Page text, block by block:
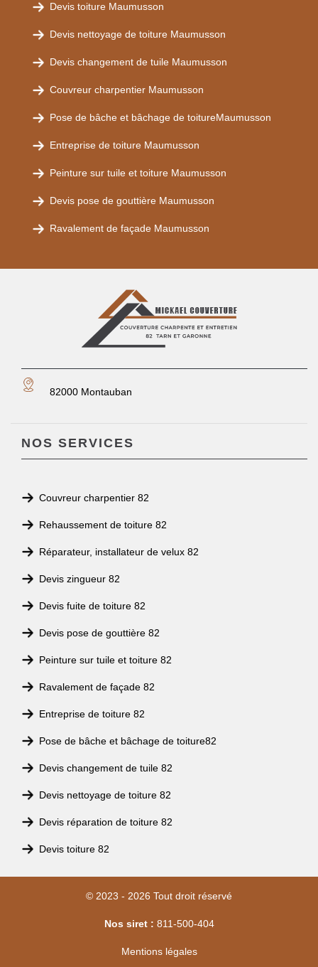
Devis toiture Maumusson
Devis nettoyage de toiture Maumusson
Devis changement de tuile Maumusson
Couvreur charpentier Maumusson
Pose de bâche et bâchage de toitureMaumusson
Entreprise de toiture Maumusson
Peinture sur tuile et toiture Maumusson
Devis pose de gouttière Maumusson
Ravalement de façade Maumusson
82000 Montauban
NOS SERVICES
Couvreur charpentier 82
Rehaussement de toiture 82
Réparateur, installateur de velux 82
Devis zingueur 82
Devis fuite de toiture 82
Devis pose de gouttière 82
Peinture sur tuile et toiture 82
Ravalement de façade 82
Entreprise de toiture 82
Pose de bâche et bâchage de toiture82
Devis changement de tuile 82
Devis nettoyage de toiture 82
Devis réparation de toiture 82
Devis toiture 82
© 2023 - 2026 Tout droit réservé
Nos siret : 811-500-404
Mentions légales